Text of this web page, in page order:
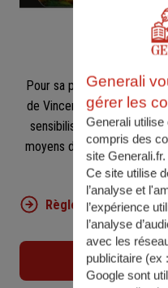
Pour sa première
de Vincennes, Generali
sensibilisation et de
moyens de s'en protéger.
Règlement Jeu
Site
Generali
gérer les
Generali
compris des
site Generali.fr.
Ce site utilise
l’analyse et
l’expérience
l’analyse
avec les
publicitaire (ex :
Google sont